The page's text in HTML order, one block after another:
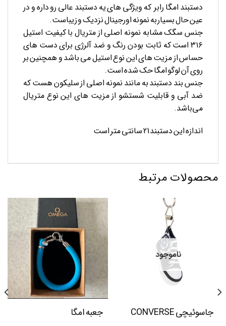
دستبند امگا رابر که ویژگی های یه دستبند عالی رو داره و در
عین حال بسیار به نمونه اورجینال نزدیک و زیباست.
جنس سگک مشابه نمونه اصلی از متریال با کیفیت استیل
۳۱۶ است که ثابت بودن رنگ و ضد آلرژی برای دست های
حساس از مزیت های این نوع استیل می باشد و همچنین بر
روی آن لوگو امگا حک شده است.
جنس بند دستبند به مانند نمونه اصلی از سلیکون هست که
ضد آبی و قابلیت شستشو از مزیت های این نوع متریال
می‌باشد.
اندازه این دستبند 21 سانتی متر است
محصولات مرتبط
ناموجود
جاسوئیچی CONVERSE
جعبه امگا